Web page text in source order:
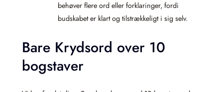
behøver flere ord eller forklaringer, fordi
budskabet er klart og tilstrækkeligt i sig selv.
Bare Krydsord over 10
bogstaver